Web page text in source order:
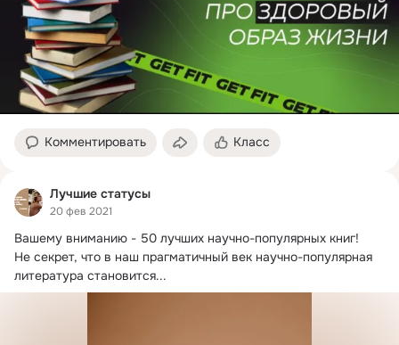
Комментировать Класс
Лучшие статусы
20 фев 2021
Вашему вниманию - 50 лучших научно-популярных книг!
Не секрет, что в наш прагматичный век научно-популярная
литература становится...